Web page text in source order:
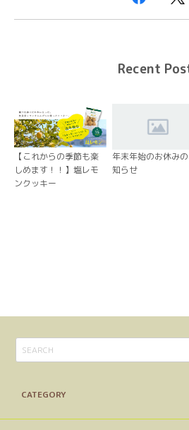
Recent
【これからの季節も楽
しめます！！】塩レモ
ンクッキー
年末年始のお休み
知らせ
CATEGORY